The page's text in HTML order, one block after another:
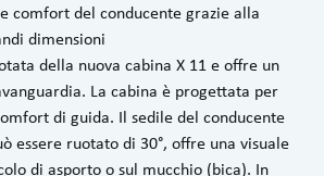
comfort del conducente grazie alla
dimensioni
della nuova cabina X 11 e offre un
La cabina è progettata per
di guida. Il sedile del conducente
essere ruotato di 30°, offre una visuale
di asporto o sul mucchio (bica). In